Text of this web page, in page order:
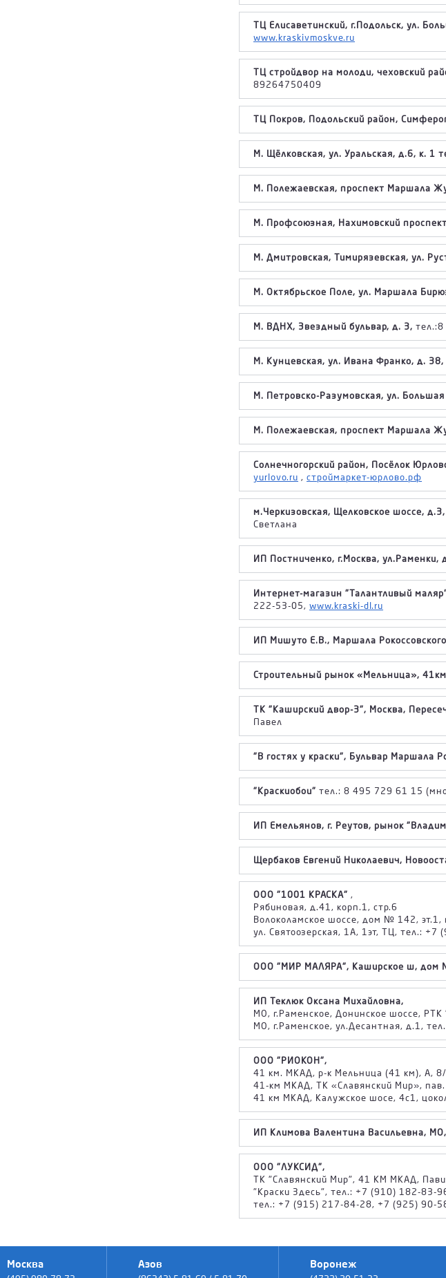
ТЦ Елисаветинский, г.Подольск, ул.
www.kraskivmoskve.ru
ТЦ стройдвор на молоди, чеховский
89264750409
ТЦ Покров, Подольский район,
М. Щёлковская, ул. Уральская, д.6, к. 1
М. Полежаевская, проспект Маршала
М. Профсоюзная, Нахимовский
М. Дмитровская, Тимирязевская, ул.
М. Октябрьское Поле, ул. Маршала
М. ВДНХ, Звездный бульвар, д. 3,
М. Кунцевская, ул. Ивана Франко, д. 38,
М. Петровско-Разумовская, ул.
М. Полежаевская, проспект Маршала
Солнечногорский район, Посёлок
yurlovo.ru , строймаркет-юрлово.рф
м.Черкизовская, Щелковское шоссе,
Светлана
ИП Постниченко, г.Москва, ул.Раменки,
Интернет-магазин "Талантливый
222-53-05, www.kraski-dl.ru
ИП Мишуто Е.В., Маршала
Строительный рынок «Мельница»,
ТК "Каширский двор-3", Москва,
Павел
"В гостях у краски", Бульвар Маршала
"Краскиобои" тел.: 8 495 729 61 15
ИП Емельянов, г. Реутов, рынок
Щербаков Евгений Николаевич,
ООО "1001 КРАСКА" ,
Рябиновая, д.41, корп.1, стр.6
Волоколамское шоссе, дом № 142,
ул. Святоозерская, 1А, 1эт, ТЦ, тел.:
ООО "МИР МАЛЯРА", Каширское ш, дом
ИП Теклюк Оксана Михайловна,
МО, г.Раменское, Донинское шоссе,
МО, г.Раменское, ул.Десантная, д.1,
ООО "РИОКОН",
41 км. МКАД, р-к Мельница (41 км), А,
41-км МКАД, ТК «Славянский Мир»,
41 км МКАД, Калужское шосе, 4с1,
ИП Климова Валентина Васильевна,
ООО "ЛУКСИД",
ТК "Славянский Мир", 41 КМ МКАД,
"Краски Здесь", тел.: +7 (910) 182-83-
тел.: +7 (915) 217-84-28, +7 (925) 90-
Москва Азов Воронеж